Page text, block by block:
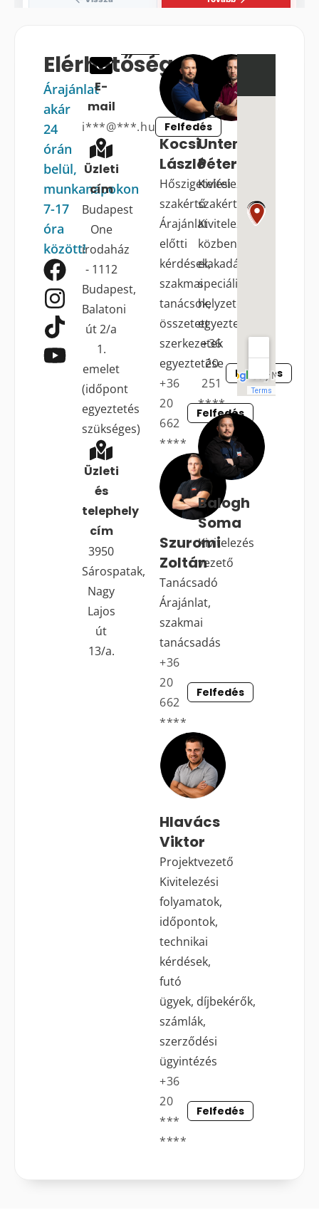
Elérhetőségek
Árajánlat
akár
24
órán
belül,
munkanapokon
7-17
óra
között!
E-
mail
i***@***.hu Felfedés
Üzleti
cím
Budapest
One
irodaház
- 1112
Budapest,
Balatoni
út 2/a
1.
emelet
(időpont
egyeztetés
szükséges)
Üzleti
és
telephely
cím
3950
Sárospatak,
Nagy
Lajos
út
13/a.
Kocsi
László
Hőszigetelési
szakértő
Árajánlat
előtti
kérdések,
szakmai
tanácsok,
összetett
szerkezetek
egyeztetése
+36
20
662
****
Felfedés
Szuromi
Zoltán
Tanácsadó
Árajánlat,
szakmai
tanácsadás
+36
20
662
****
Felfedés
Hlavács
Viktor
Projektvezető
Kivitelezési
folyamatok,
időpontok,
technikai
kérdések,
futó
ügyek, díjbekérők,
számlák,
szerződési
ügyintézés
+36
20
***
****
Felfedés
Untener
Péter
Kivitelezési
szakértő
Kivitelezés
közbeni
elakadások,
speciális
helyzetek
egyeztetése
+36
20
251
****
Felfedés
Balogh
Soma
Kivitelezés
vezető